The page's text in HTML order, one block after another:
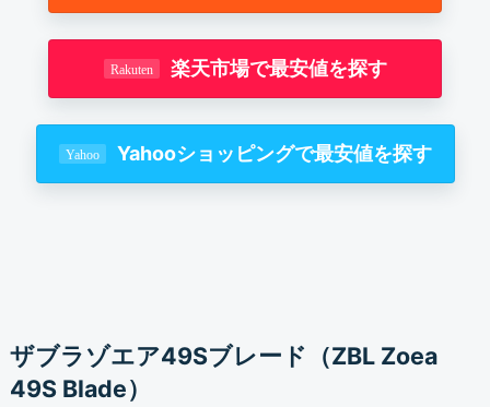
楽天市場で最安値を探す
Yahooショッピングで最安値を探す
ザブラゾエア49Sブレード（ZBL Zoea
49S Blade）